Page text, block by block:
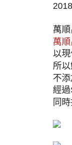
萬
萬
以
所
不
經
同